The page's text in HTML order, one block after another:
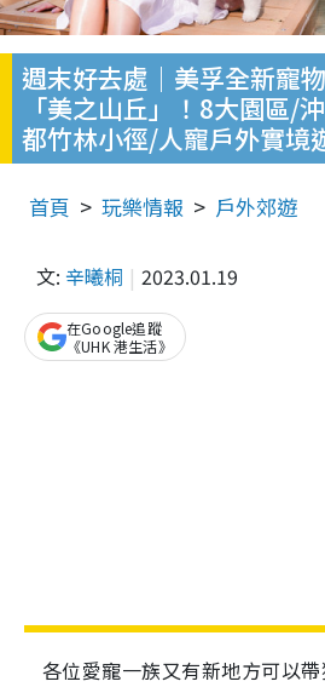
週末好去處｜美孚全新寵
「美之山丘」！8大園區/
都竹林小徑/人寵戶外實境
首頁 玩樂情報 戶外郊遊
文: 辛曦桐 2023.01.19
在Google追蹤
《UHK 港生活》
各位愛寵一族又有新地方可以